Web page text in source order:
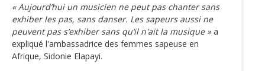
« Aujourd’hui un musicien ne peut pas chanter sans
exhiber les pas, sans danser. Les sapeurs aussi ne
peuvent pas s’exhiber sans qu’il n'ait la musique »a
expliqué l'ambassadrice des femmes sapeuse en
Afrique, Sidonie Elapayi.